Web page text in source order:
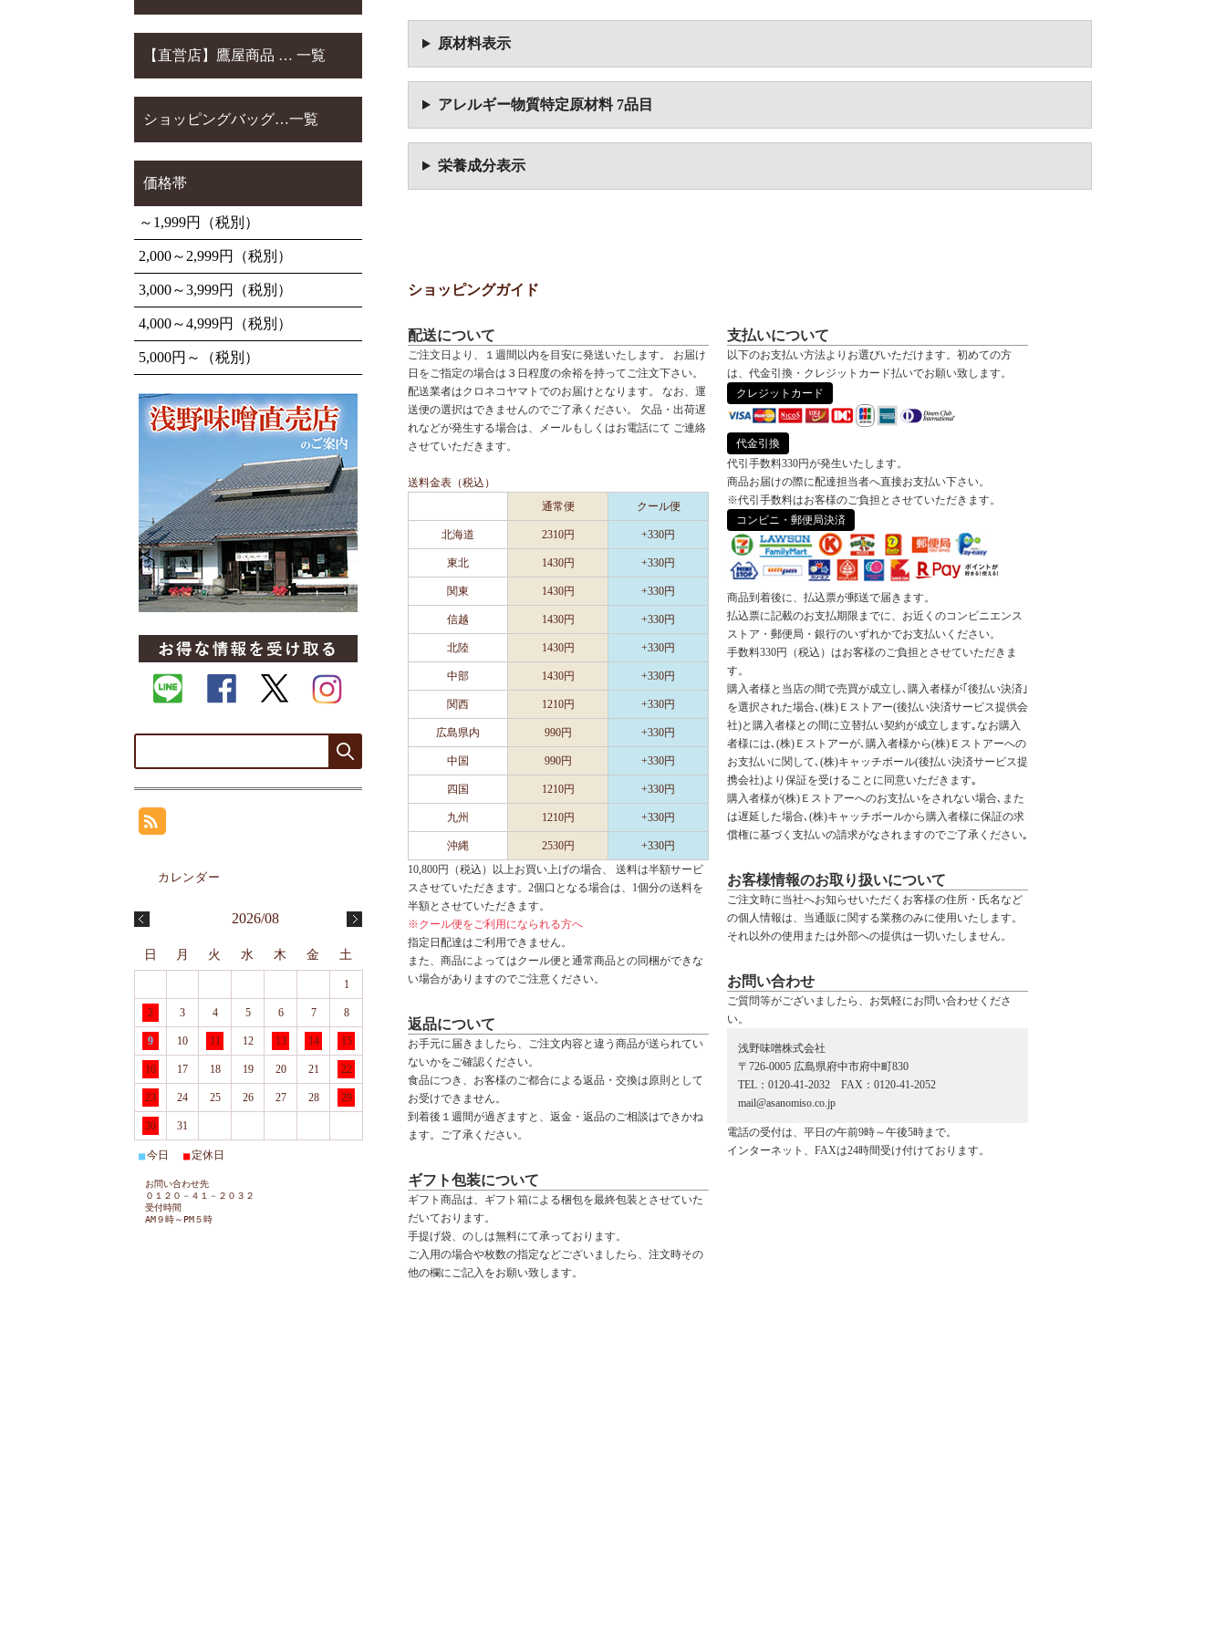
原材料表示
アレルギー物質特定原材料 7品目
栄養成分表示
ショッピングガイド
配送について
ご注文日より、１週間以内を目安に発送いたします。 お届け
日をご指定の場合は３日程度の余裕を持ってご注文下さい。
配送業者はクロネコヤマトでのお届けとなります。 なお、運
送便の選択はできませんのでご了承ください。 欠品・出荷遅
れなどが発生する場合は、メールもしくはお電話にて ご連絡
させていただきます。
送料金表（税込）
通常便
クール便
北海道 2310円 +330円
東北 1430円 +330円
関東 1430円 +330円
信越 1430円 +330円
北陸 1430円 +330円
中部 1430円 +330円
関西 1210円 +330円
広島県内 990円 +330円
中国 990円 +330円
四国 1210円 +330円
九州 1210円 +330円
沖縄 2530円
+330円
10,800円（税込）以上お買い上げの場合、 送料は半額サービ
スさせていただきます。2個口となる場合は、1個分の送料を
半額とさせていただきます。
※クール便をご利用になられる方へ
指定日配達はご利用できません。
また、商品によってはクール便と通常商品との同梱ができな
い場合がありますのでご注意ください。
返品について
お手元に届きましたら、ご注文内容と違う商品が送られてい
ないかをご確認ください。
食品につき、お客様のご都合による返品・交換は原則として
お受けできません。
到着後１週間が過ぎますと、返金・返品のご相談はできかね
ます。ご了承ください。
ギフト包装について
ギフト商品は、ギフト箱による梱包を最終包装とさせていた
だいております。
手提げ袋、のしは無料にて承っております。
ご入用の場合や枚数の指定などございましたら、注文時その
他の欄にご記入をお願い致します。
支払いについて
以下のお支払い方法よりお選びいただけます。初めての方
は、代金引換・クレジットカード払いでお願い致します。
クレジットカード
代金引換
代引手数料330円が発生いたします。
商品お届けの際に配達担当者へ直接お支払い下さい。
※代引手数料はお客様のご負担とさせていただきます。
コンビニ・郵便局決済
商品到着後に、払込票が郵送で届きます。
払込票に記載のお支払期限までに、お近くのコンビニエンス
ストア・郵便局・銀行のいずれかでお支払いください。
手数料330円（税込）はお客様のご負担とさせていただきま
す。
購入者様と当店の間で売買が成立し､購入者様が｢後払い決済｣
を選択された場合､(株)Ｅストアー(後払い決済サービス提供会
社)と購入者様との間に立替払い契約が成立します｡なお購入
者様には､(株)Ｅストアーが､購入者様から(株)Ｅストアーへの
お支払いに関して､(株)キャッチボール(後払い決済サービス提
携会社)より保証を受けることに同意いただきます｡
購入者様が(株)Ｅストアーへのお支払いをされない場合､また
は遅延した場合､(株)キャッチボールから購入者様に保証の求
償権に基づく支払いの請求がなされますのでご了承ください｡
お客様情報のお取り扱いについて
ご注文時に当社へお知らせいただくお客様の住所・氏名など
の個人情報は、当通販に関する業務のみに使用いたします。
それ以外の使用または外部への提供は一切いたしません。
お問い合わせ
ご質問等がございましたら、お気軽にお問い合わせくださ
い。
浅野味噌株式会社
〒726-0005 広島県府中市府中町830
TEL：0120-41-2032 FAX：0120-41-2052
mail@asanomiso.co.jp
電話の受付は、平日の午前9時～午後5時まで。
インターネット、FAXは24時間受け付けております。
【直営店】鷹屋商品 … 一覧
ショッピングバッグ…一覧
価格帯
～1,999円（税別）
2,000～2,999円（税別）
3,000～3,999円（税別）
4,000～4,999円（税別）
5,000円～（税別）
2026/08
日 月 火 水 木 金 土
1
2 3 4 5 6 7 8
9 10 11 12 13 14 15
16 17 18 19 20 21 22
23 24 25 26 27 28 29
30 31
■今日 ■ 定休日
お問い合わせ先
０１２０－４１－２０３２
受付時間
AM９時～PM５時